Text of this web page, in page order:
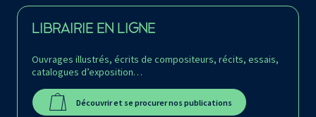
LIBRAIRIE EN LIGNE
Ouvrages illustrés, écrits de compositeurs, récits, essais,
catalogues d’exposition…
Découvrir et se procurer nos publications